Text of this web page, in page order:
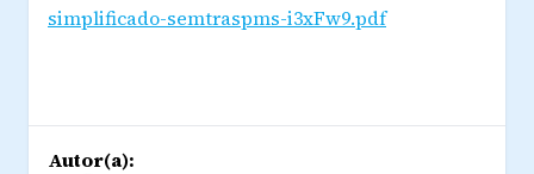
simplificado-semtraspms-i3xFw9.pdf
Autor(a):